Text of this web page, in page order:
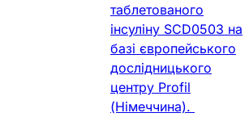
таблетованого
інсуліну SCD0503 на
базі європейського
дослідницького
центру Profil
(Німеччина).